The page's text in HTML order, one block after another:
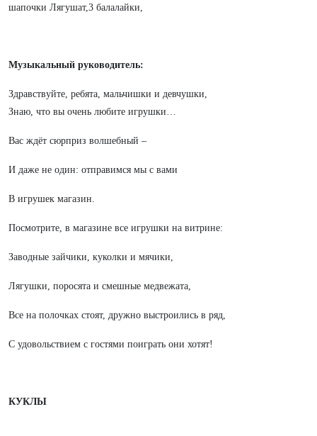
шапочки Лягушат,3 балалайки,
Музыкальный руководитель:
Здравствуйте, ребята, мальчишки и девчушки,
Знаю, что вы очень любите игрушки…
Вас ждёт сюрприз волшебный –
И даже не один: отправимся мы с вами
В игрушек магазин.
Посмотрите, в магазине все игрушки на витрине:
Заводные зайчики, куколки и мячики,
Лягушки, поросята и смешные медвежата,
Все на полочках стоят, дружно выстроились в ряд,
С удовольствием с гостями поиграть они хотят!
КУКЛЫ